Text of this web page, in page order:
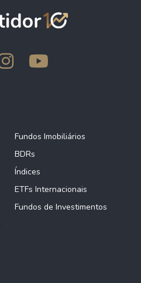
Fundos Imobiliários
BDRs
Índices
ETFs Internacionais
Fundos de Investimentos